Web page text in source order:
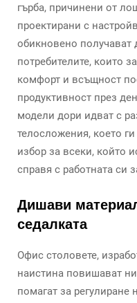
гърба, причинени от
проектирани с
обикновено получават
потребителите, които
комфорт и всъщност
продуктивност през
модели дори идват с
телосложения, което
избор за всеки, който
справя с работната си
Дишави
седалката
Офис столовете,
наистина повишават
помагат за регулиране